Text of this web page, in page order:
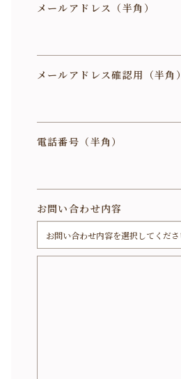
メールアドレス （半角）
メールアドレス確認用 （半角）
電話番号（半角）
お問い合わせ内容